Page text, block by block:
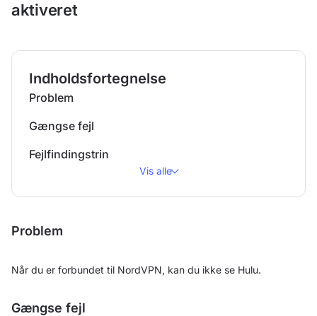
aktiveret
Indholdsfortegnelse
Problem
Gængse fejl
Fejlfindingstrin
Vis alle
Problem
Når du er forbundet til NordVPN, kan du ikke se Hulu.
Gængse fejl